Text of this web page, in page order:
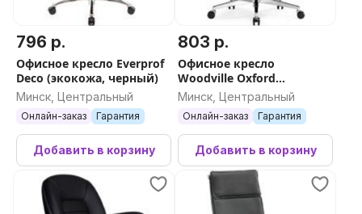
796 р.
Офисное кресло Everprof
Deco (экокожа, черный)
Минск, Центральный
Онлайн-заказ Гарантия
Добавить в корзину
803 р.
Офисное кресло
Woodville Oxford
(слоновая кость)
Минск, Центральный
Онлайн-заказ Гарантия
Добавить в корзину